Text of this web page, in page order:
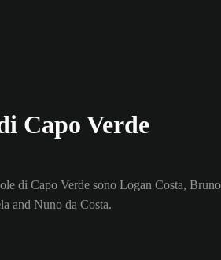
Capo Verde
di Capo Verde sono Logan Costa, Bruno
and Nuno da Costa.